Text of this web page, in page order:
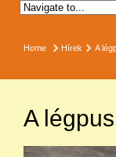
Home Hírek A
A